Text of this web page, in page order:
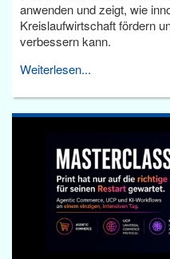
anwenden und zeigt, wie
Kreislaufwirtschaft fördern
verbessern kann.
Weiterlesen...